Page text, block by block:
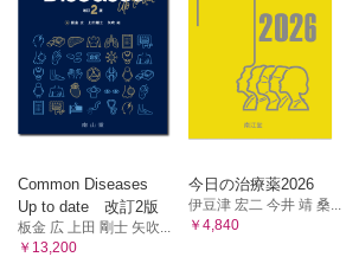
Common Diseases
Up to date 改訂2版
板金 広 上田 剛士 矢吹...
￥13,200
今日の治療薬2026
伊豆津 宏二 今井 靖 桑...
￥4,840